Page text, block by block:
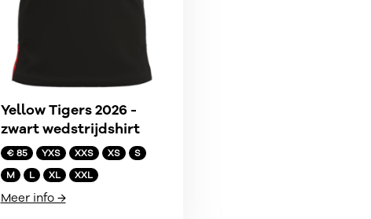
Yellow Tigers 2026 -
zwart wedstrijdshirt
€ 85 YXS XXS XS
S
M
L XL XXL
Meer info →